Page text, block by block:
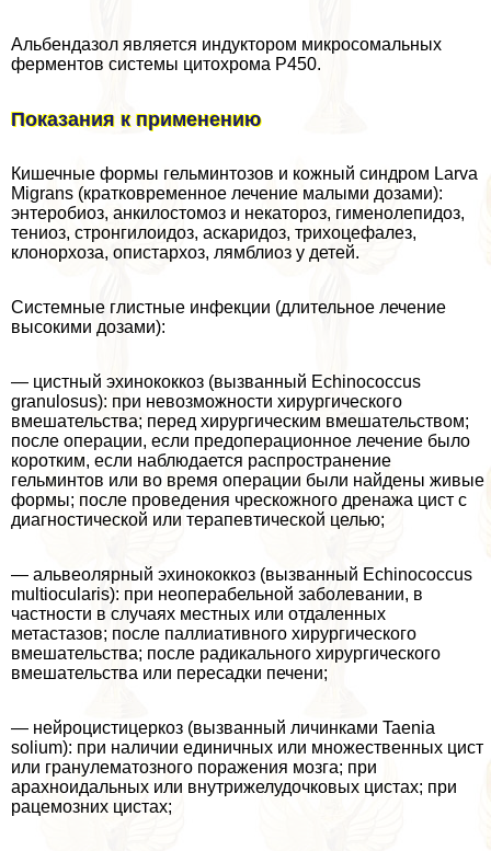
Альбендазол является индуктором микросомальных
ферментов системы цитохрома Р450.
Показания к применению
Кишечные формы гельминтозов и кожный синдром Larva
Migrans (кратковременное лечение малыми дозами):
энтеробиоз, анкилостомоз и некатороз, гименолепидоз,
тениоз, стронгилоидоз, аскаридоз, трихоцефалез,
клонорхоза, опистархоз, лямблиоз у детей.
Системные глистные инфекции (длительное лечение
высокими дозами):
— цистный эхинококкоз (вызванный Echinococcus
granulosus): при невозможности хирургического
вмешательства; перед хирургическим вмешательством;
после операции, если предоперационное лечение было
коротким, если наблюдается распространение
гельминтов или во время операции были найдены живые
формы; после проведения чрескожного дренажа цист с
диагностической или терапевтической целью;
— альвеолярный эхинококкоз (вызванный Echinococcus
multiocularis): при неоперабельной заболевании, в
частности в случаях местных или отдаленных
метастазов; после паллиативного хирургического
вмешательства; после радикального хирургического
вмешательства или пересадки печени;
— нейроцистицеркоз (вызванный личинками Taenia
solium): при наличии единичных или множественных цист
или гранулематозного поражения мозга; при
арахноидальных или внутрижелудочковых цистах; при
рацемозних цистах;